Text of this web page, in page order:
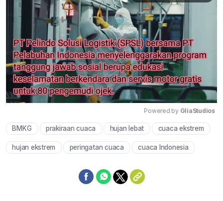
Mute
Powered by GliaStudios
BMKG prakiraan cuaca hujan lebat cuaca ekstrem
hujan ekstrem peringatan cuaca cuaca Indonesia